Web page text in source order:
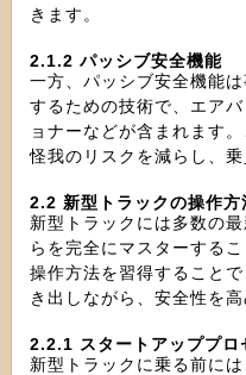
きます。
2.1.2 パッシブ安全機能
一方、パッシブ安全機能
するための技術で、エア
ョナーなどが含まれます
怪我のリスクを減らし、乗
2.2 新型トラックの操作方
新型トラックには多数の
らを完全にマスターする
操作方法を習得すること
き出しながら、安全性を
2.2.1 スタートアッププロ
新型トラックに乗る前に